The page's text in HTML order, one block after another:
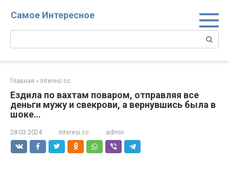
Самое Интересное
Поиск:
Главная » Interesi.cc
Ездила по вахтам поваром, отправляя все
деньги мужу и свекрови, а вернувшись была в
шоке…
28.03.2024 Interesi.cc admin